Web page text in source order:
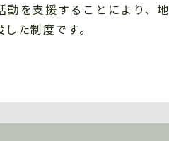
を支援することにより、地
た制度です。